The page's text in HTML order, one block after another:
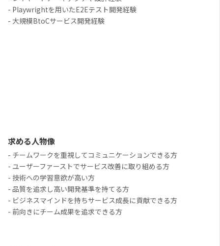
- Playwrightを用いたE2Eテスト開発経験
- 大規模BtoCサービス開発経験
求める人物像
- チームワークを重視してコミュニケーションできる方
- ユーザーファーストでサービス改善に取り組める方
- 技術への学習意欲が高い方
- 品質を追求し高い開発基準を持てる方
- ビジネスマインドを持ちサービス成長に貢献できる方
- 前向きにチーム成果を追求できる方